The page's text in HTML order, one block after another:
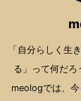
「自分らしく生
る」って何だろ
meologでは、